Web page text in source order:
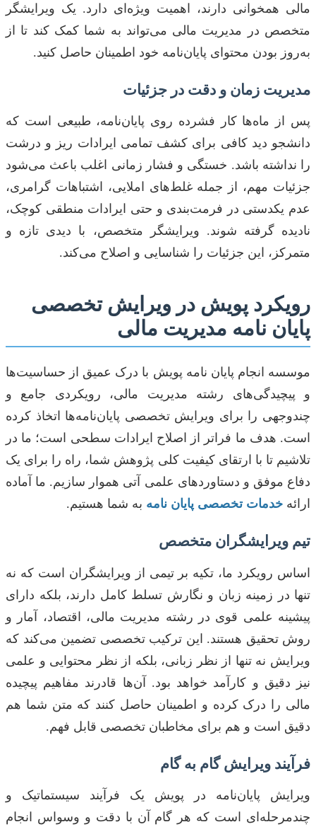
مالی همخوانی دارند، اهمیت ویژه‌ای دارد. یک ویرایشگر
متخصص در مدیریت مالی می‌تواند به شما کمک کند تا از
به‌روز بودن محتوای پایان‌نامه خود اطمینان حاصل کنید.
مدیریت زمان و دقت در جزئیات
پس از ماه‌ها کار فشرده روی پایان‌نامه، طبیعی است که
دانشجو دید کافی برای کشف تمامی ایرادات ریز و درشت
را نداشته باشد. خستگی و فشار زمانی اغلب باعث می‌شود
جزئیات مهم، از جمله غلط‌های املایی، اشتباهات گرامری،
عدم یکدستی در فرمت‌بندی و حتی ایرادات منطقی کوچک،
نادیده گرفته شوند. ویرایشگر متخصص، با دیدی تازه و
متمرکز، این جزئیات را شناسایی و اصلاح می‌کند.
رویکرد پویش در ویرایش تخصصی
پایان نامه مدیریت مالی
موسسه انجام پایان نامه پویش با درک عمیق از حساسیت‌ها
و پیچیدگی‌های رشته مدیریت مالی، رویکردی جامع و
چندوجهی را برای ویرایش تخصصی پایان‌نامه‌ها اتخاذ کرده
است. هدف ما فراتر از اصلاح ایرادات سطحی است؛ ما در
تلاشیم تا با ارتقای کیفیت کلی پژوهش شما، راه را برای یک
دفاع موفق و دستاوردهای علمی آتی هموار سازیم. ما آماده
ارائه خدمات تخصصی پایان نامه به شما هستیم.
تیم ویرایشگران متخصص
اساس رویکرد ما، تکیه بر تیمی از ویرایشگران است که نه
تنها در زمینه زبان و نگارش تسلط کامل دارند، بلکه دارای
پیشینه علمی قوی در رشته مدیریت مالی، اقتصاد، آمار و
روش تحقیق هستند. این ترکیب تخصصی تضمین می‌کند که
ویرایش نه تنها از نظر زبانی، بلکه از نظر محتوایی و علمی
نیز دقیق و کارآمد خواهد بود. آن‌ها قادرند مفاهیم پیچیده
مالی را درک کرده و اطمینان حاصل کنند که متن شما هم
دقیق است و هم برای مخاطبان تخصصی قابل فهم.
فرآیند ویرایش گام به گام
ویرایش پایان‌نامه در پویش یک فرآیند سیستماتیک و
چندمرحله‌ای است که هر گام آن با دقت و وسواس انجام